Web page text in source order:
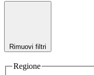
Rimuovi filtri
Regione